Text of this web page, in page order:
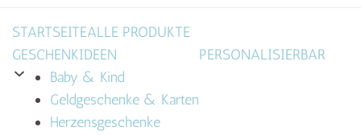
STARTSEITEALLE PRODUKTE
GESCHENKIDEEN
Baby & Kind
Geldgeschenke & Karten
Herzensgeschenke
PERSONALISIERBAR